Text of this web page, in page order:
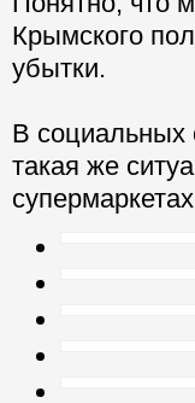
Крымского
убытки.
В социальных
такая же